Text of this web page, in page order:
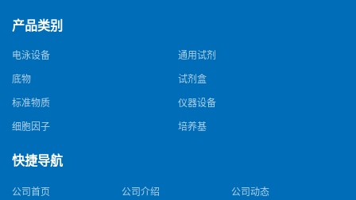
产品类别
电泳设备 通用试剂
底物 试剂盒
标准物质 仪器设备
细胞因子 培养基
快捷导航
公司首页 公司介绍 公司动态